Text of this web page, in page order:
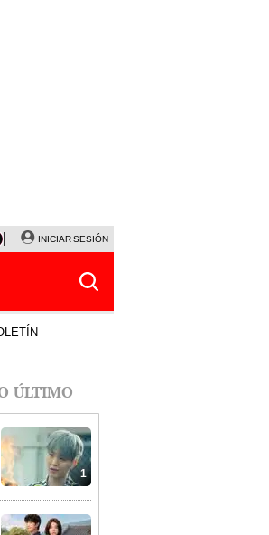
NALDY SALDAÑA
INICIAR SESIÓN
ÚLTIMO
1